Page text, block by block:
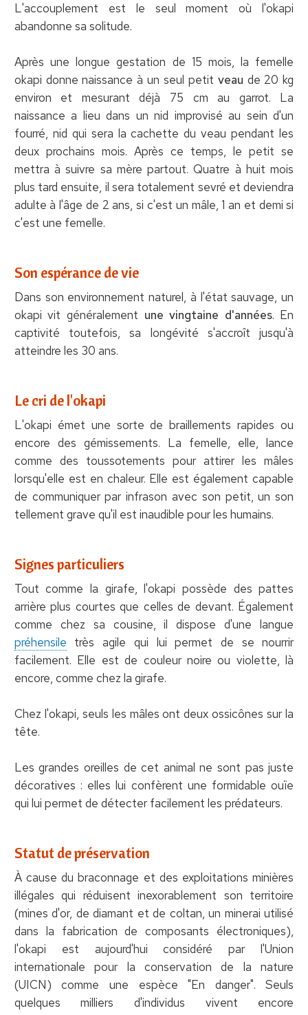
L'accouplement est le seul moment où l'okapi
abandonne sa solitude.
Après une longue gestation de 15 mois, la femelle
okapi donne naissance à un seul petit veau de 20 kg
environ et mesurant déjà 75 cm au garrot. La
naissance a lieu dans un nid improvisé au sein d'un
fourré, nid qui sera la cachette du veau pendant les
deux prochains mois. Après ce temps, le petit se
mettra à suivre sa mère partout. Quatre à huit mois
plus tard ensuite, il sera totalement sevré et deviendra
adulte à l'âge de 2 ans, si c'est un mâle, 1 an et demi si
c'est une femelle.
Son espérance de vie
Dans son environnement naturel, à l'état sauvage, un
okapi vit généralement une vingtaine d'années. En
captivité toutefois, sa longévité s'accroît jusqu'à
atteindre les 30 ans.
Le cri de l'okapi
L'okapi émet une sorte de braillements rapides ou
encore des gémissements. La femelle, elle, lance
comme des toussotements pour attirer les mâles
lorsqu'elle est en chaleur. Elle est également capable
de communiquer par infrason avec son petit, un son
tellement grave qu'il est inaudible pour les humains.
Signes particuliers
Tout comme la girafe, l'okapi possède des pattes
arrière plus courtes que celles de devant. Également
comme chez sa cousine, il dispose d'une langue
préhensile très agile qui lui permet de se nourrir
facilement. Elle est de couleur noire ou violette, là
encore, comme chez la girafe.
Chez l'okapi, seuls les mâles ont deux ossicônes sur la
tête.
Les grandes oreilles de cet animal ne sont pas juste
décoratives : elles lui confèrent une formidable ouïe
qui lui permet de détecter facilement les prédateurs.
Statut de préservation
À cause du braconnage et des exploitations minières
illégales qui réduisent inexorablement son territoire
(mines d'or, de diamant et de coltan, un minerai utilisé
dans la fabrication de composants électroniques),
l'okapi est aujourd'hui considéré par l'Union
internationale pour la conservation de la nature
(UICN) comme une espèce "En danger". Seuls
quelques milliers d'individus vivent encore